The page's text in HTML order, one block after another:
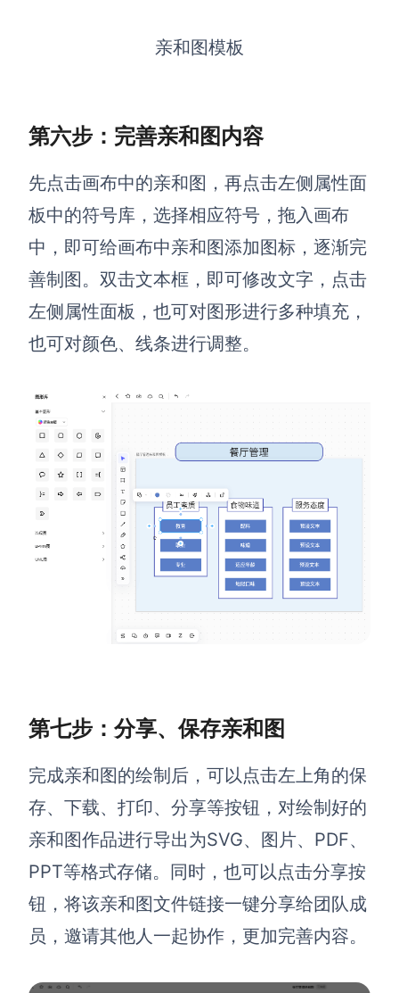
亲和图模板
第六步：完善亲和图内容
先点击画布中的亲和图，再点击左侧属性面
板中的符号库，选择相应符号，拖入画布
中，即可给画布中亲和图添加图标，逐渐完
善制图。双击文本框，即可修改文字，点击
左侧属性面板，也可对图形进行多种填充，
也可对颜色、线条进行调整。
第七步：分享、保存亲和图
完成亲和图的绘制后，可以点击左上角的保
存、下载、打印、分享等按钮，对绘制好的
亲和图作品进行导出为SVG、图片、PDF、
PPT等格式存储。同时，也可以点击分享按
钮，将该亲和图文件链接一键分享给团队成
员，邀请其他人一起协作，更加完善内容。